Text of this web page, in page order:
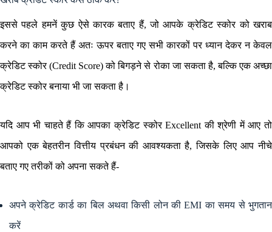
इससे पहले हमनें कुछ ऐसे कारक बताए हैं, जो आपके क्रेडिट स्कोर को खराब
करने का काम करते हैं अतः ऊपर बताए गए सभी कारकों पर ध्यान देकर न केवल
क्रेडिट स्कोर (Credit Score) को बिगड़ने से रोका जा सकता है, बल्कि एक अच्छा
क्रेडिट स्कोर बनाया भी जा सकता है।
यदि आप भी चाहते हैं कि आपका क्रेडिट स्कोर Excellent की श्रेणी में आए तो
आपको एक बेहतरीन वित्तीय प्रबंधन की आवश्यकता है, जिसके लिए आप नीचे
बताए गए तरीकों को अपना सकते हैं-
अपने क्रेडिट कार्ड का बिल अथवा किसी लोन की EMI का समय से भुगतान
करें